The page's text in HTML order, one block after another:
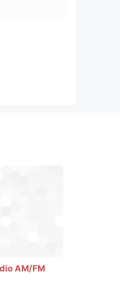
AM/FM